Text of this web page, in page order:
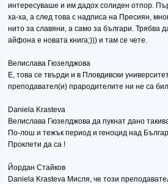
интересуваше и им дадох солиден отпор.
ха-ха, а след това с надписа на Пресиян,
нито за славяни, а само за българи. Трябва
айфона е новата книга;))) и там се чете.
Велислава Гюзелджова
Е, това се твърди и в Пловдивски
преподавател(и) прародителите ни не са
Daniela Krasteva
Велислава Гюзелджова да пукнат дано
По-лош и тежък период и геноцид над
Проклети да са !
Йордан Стайков
Daniela Krasteva Мисля, че този